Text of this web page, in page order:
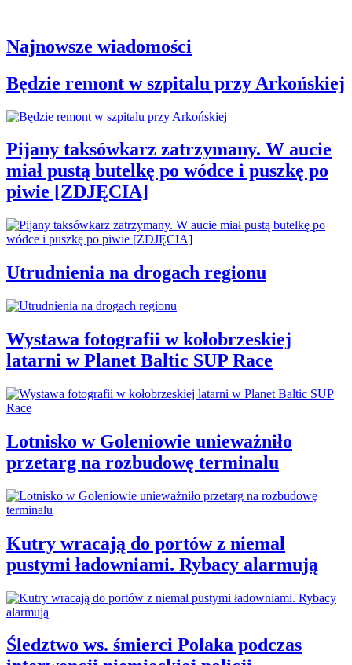
Najnowsze wiadomości
Będzie remont w szpitalu przy Arkońskiej
Pijany taksówkarz zatrzymany. W aucie
miał pustą butelkę po wódce i puszkę po
piwie [ZDJĘCIA]
Utrudnienia na drogach regionu
Wystawa fotografii w kołobrzeskiej
latarni w Planet Baltic SUP Race
Lotnisko w Goleniowie unieważniło
przetarg na rozbudowę terminalu
Kutry wracają do portów z niemal
pustymi ładowniami. Rybacy alarmują
Śledztwo ws. śmierci Polaka podczas